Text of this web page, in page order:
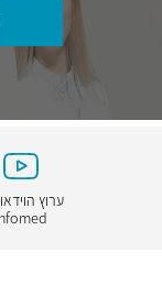
ערוץ